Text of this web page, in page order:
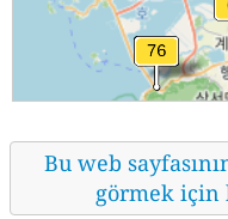
Bu web
görmek için